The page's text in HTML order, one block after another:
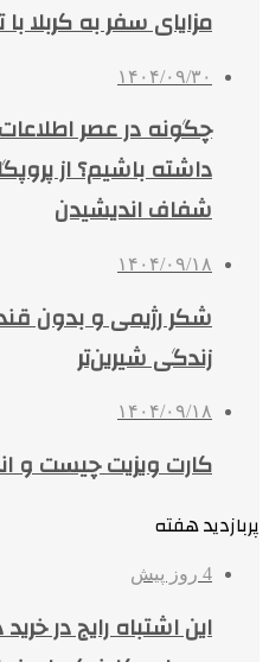
مزایای سفر به کربلا
۱۴۰۴/۰۹/۳۰
چگونه در عصر
داشته باشیم؟ از
شفاف اندیشیدن
۱۴۰۴/۰۹/۱۸
شکر رژیمی و بدون
زندگی شیرین‌تر
۱۴۰۴/۰۹/۱۸
کارت ویزیت چیست و
پربازدید هفته
4 روز پیش
این اشتباه رایج در